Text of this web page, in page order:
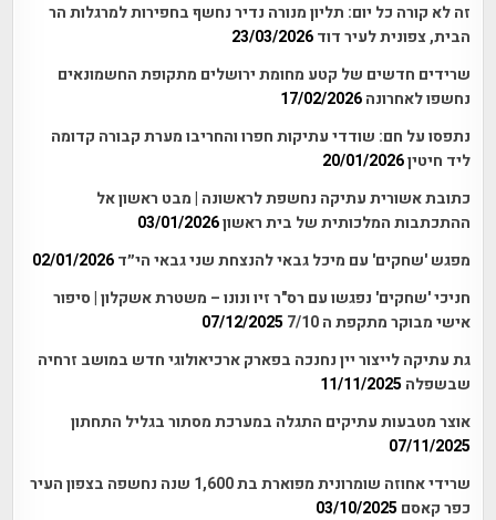
זה לא קורה כל יום: תליון מנורה נדיר נחשף בחפירות למרגלות הר
הבית, צפונית לעיר דוד 23/03/2026
שרידים חדשים של קטע מחומת ירושלים מתקופת החשמונאים
נחשפו לאחרונה 17/02/2026
נתפסו על חם: שודדי עתיקות חפרו והחריבו מערת קבורה קדומה
ליד חיטין20/01/2026
כתובת אשורית עתיקה נחשפת לראשונה | מבט ראשון אל
ההתכתבות המלכותית של בית ראשון03/01/2026
מפגש 'שחקים' עם מיכל גבאי להנצחת שני גבאי הי״ד 02/01/2026
חניכי 'שחקים' נפגשו עם רס"ר זיו ונונו – משטרת אשקלון | סיפור
אישי מבוקר מתקפת ה 7/10
07/12/2025
גת עתיקה לייצור יין נחנכה בפארק ארכיאולוגי חדש במושב זרחיה
שבשפלה 11/11/2025
אוצר מטבעות עתיקים התגלה במערכת מסתור בגליל התחתון
07/11/2025
שרידי אחוזה שומרונית מפוארת בת 1,600 שנה נחשפה בצפון העיר
כפר קאסם 03/10/2025